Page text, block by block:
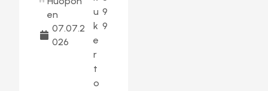
en
07.07.2
026
u
k
e
r
t
o
9
9